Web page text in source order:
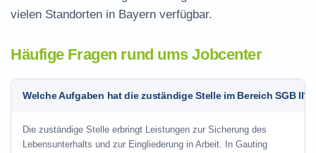
vielen Standorten in Bayern verfügbar.
Häufige Fragen rund ums Jobcenter
Welche Aufgaben hat die zuständige Stelle im Bereich SGB II?
Die zuständige Stelle erbringt Leistungen zur Sicherung des
Lebensunterhalts und zur Eingliederung in Arbeit. In Gauting